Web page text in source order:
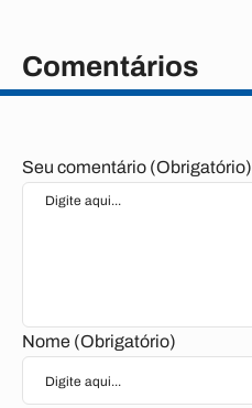
Comentários
Seu comentário (Obrigatório)
Nome (Obrigatório)